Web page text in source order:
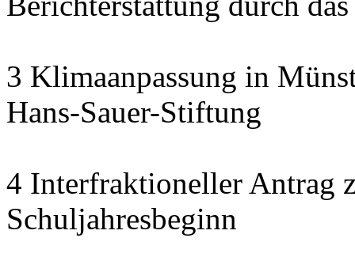
3 Klimaanpassung in
Hans-Sauer-Stiftung
4 Interfraktioneller Antrag
Schuljahresbeginn